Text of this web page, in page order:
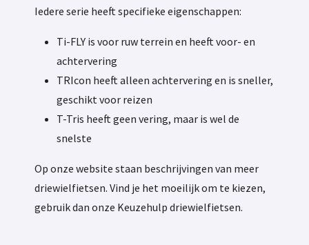
Iedere serie heeft specifieke eigenschappen:
Ti-FLY is voor ruw terrein en heeft voor- en
achtervering
TRIcon heeft alleen achtervering en is sneller,
geschikt voor reizen
T-Tris heeft geen vering, maar is wel de
snelste
Op onze website staan beschrijvingen van meer
driewielfietsen. Vind je het moeilijk om te kiezen,
gebruik dan onze Keuzehulp driewielfietsen.